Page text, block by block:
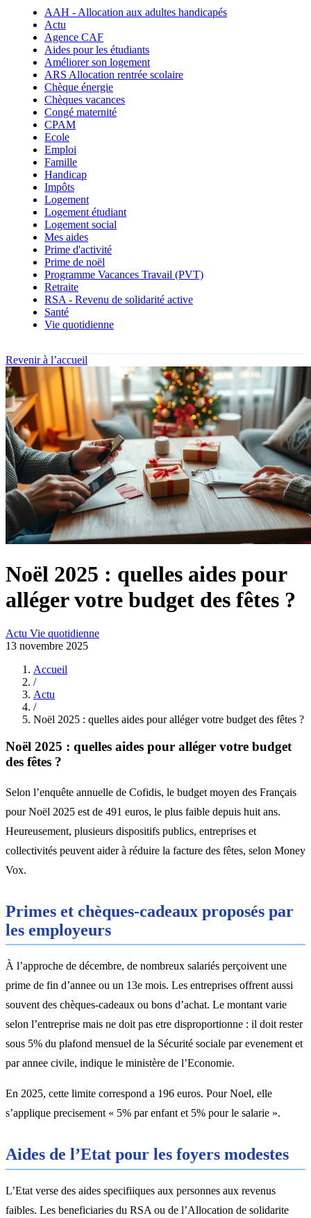
AAH - Allocation aux adultes handicapés
Actu
Agence CAF
Aides pour les étudiants
Améliorer son logement
ARS Allocation rentrée scolaire
Chèque énergie
Chèques vacances
Congé maternité
CPAM
Ecole
Emploi
Famille
Handicap
Impôts
Logement
Logement étudiant
Logement social
Mes aides
Prime d'activité
Prime de noël
Programme Vacances Travail (PVT)
Retraite
RSA - Revenu de solidarité active
Santé
Vie quotidienne
Revenir à l’accueil
Noël 2025 : quelles aides pour
alléger votre budget des fêtes ?
Actu Vie quotidienne
13 novembre 2025
Accueil
/
Actu
/
Noël 2025 : quelles aides pour alléger votre budget des fêtes ?
Noël 2025 : quelles aides pour alléger votre budget
des fêtes ?
Selon l’enquête annuelle de Cofidis, le budget moyen des Français
pour Noël 2025 est de 491 euros, le plus faible depuis huit ans.
Heureusement, plusieurs dispositifs publics, entreprises et
collectivités peuvent aider à réduire la facture des fêtes, selon Money
Vox.
Primes et chèques-cadeaux proposés par
les employeurs
À l’approche de décembre, de nombreux salariés perçoivent une
prime de fin d’annee ou un 13e mois. Les entreprises offrent aussi
souvent des chèques-cadeaux ou bons d’achat. Le montant varie
selon l’entreprise mais ne doit pas etre disproportionne : il doit rester
sous 5% du plafond mensuel de la Sécurité sociale par evenement et
par annee civile, indique le ministère de l’Economie.
En 2025, cette limite correspond a 196 euros. Pour Noel, elle
s’applique precisement « 5% par enfant et 5% pour le salarie ».
Aides de l’Etat pour les foyers modestes
L’Etat verse des aides specifiiques aux personnes aux revenus
faibles. Les beneficiaries du RSA ou de l’Allocation de solidarite